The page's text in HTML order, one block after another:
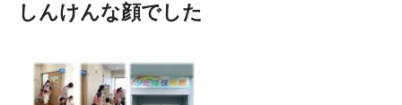
しんけんな顔でした